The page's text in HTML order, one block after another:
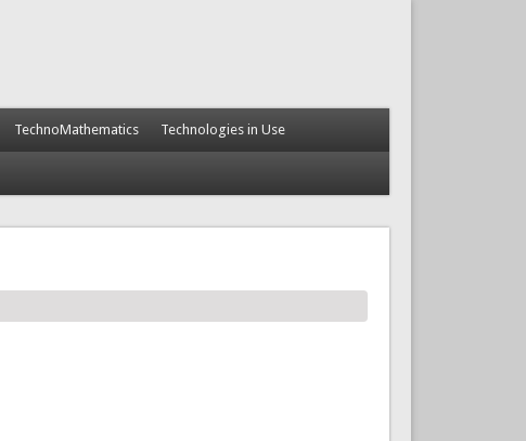
TechnoMathematics Technologies in Use